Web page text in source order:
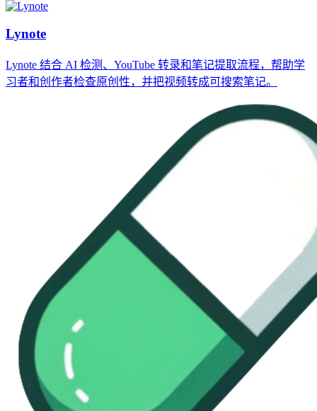
Lynote
Lynote 结合 AI 检测、YouTube 转录和笔记提取流程，帮助学
习者和创作者检查原创性，并把视频转成可搜索笔记。